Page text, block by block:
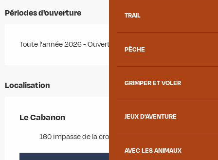
TRAIL
PÊCHE
GRIMPER ET VOLER
JEUX D'AVENTURE
AVEC LES ANIMAUX
Périodes d'ouverture
Toute l'année 2026 - Ouvert tous les jours
Localisation
Le Cabanon
160 impasse de la croix, 73220 Montgilbert